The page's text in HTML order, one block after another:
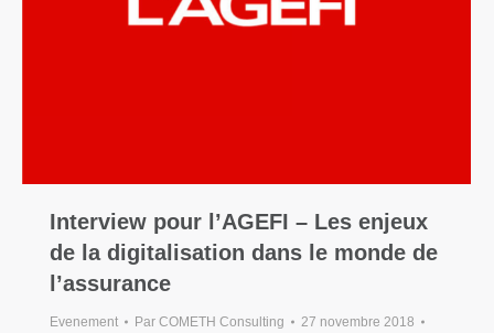
Interview pour l’AGEFI – Les enjeux
de la digitalisation dans le monde de
l’assurance
Evenement Par COMETH Consulting
27 novembre 2018